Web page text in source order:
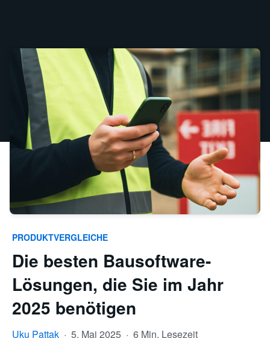
PRODUKTVERGLEICHE
Die besten Bausoftware-
Lösungen, die Sie im Jahr
2025 benötigen
Uku Pattak · 5. Mai 2025 · 6 Min. Lesezeit